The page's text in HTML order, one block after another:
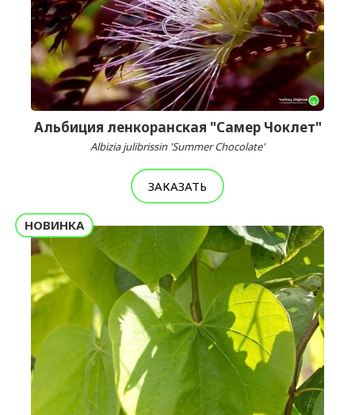
Альбиция ленкоранская "Самер Чоклет"
Albizia julibrissin 'Summer Chocolate'
ЗАКАЗАТЬ
НОВИНКА